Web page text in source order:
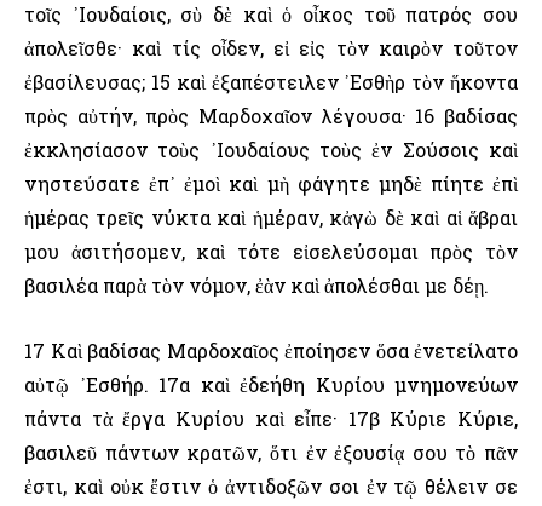
τοῖς ᾿Ιουδαίοις, σὺ δὲ καὶ ὁ οἶκος τοῦ πατρός σου
ἀπολεῖσθε· καὶ τίς οἶδεν, εἰ εἰς τὸν καιρὸν τοῦτον
ἐβασίλευσας; 15 καὶ ἐξαπέστειλεν ᾿Εσθὴρ τὸν ἥκοντα
πρὸς αὐτήν, πρὸς Μαρδοχαῖον λέγουσα· 16 βαδίσας
ἐκκλησίασον τοὺς ᾿Ιουδαίους τοὺς ἐν Σούσοις καὶ
νηστεύσατε ἐπ᾿ ἐμοὶ καὶ μὴ φάγητε μηδὲ πίητε ἐπὶ
ἡμέρας τρεῖς νύκτα καὶ ἡμέραν, κἀγὼ δὲ καὶ αἱ ἅβραι
μου ἀσιτήσομεν, καὶ τότε εἰσελεύσομαι πρὸς τὸν
βασιλέα παρὰ τὸν νόμον, ἐὰν καὶ ἀπολέσθαι με δέῃ.
17 Καὶ βαδίσας Μαρδοχαῖος ἐποίησεν ὅσα ἐνετείλατο
αὐτῷ ᾿Εσθήρ. 17α καὶ ἐδεήθη Κυρίου μνημονεύων
πάντα τὰ ἔργα Κυρίου καὶ εἶπε· 17β Κύριε Κύριε,
βασιλεῦ πάντων κρατῶν, ὅτι ἐν ἐξουσίᾳ σου τὸ πᾶν
ἐστι, καὶ οὐκ ἔστιν ὁ ἀντιδοξῶν σοι ἐν τῷ θέλειν σε